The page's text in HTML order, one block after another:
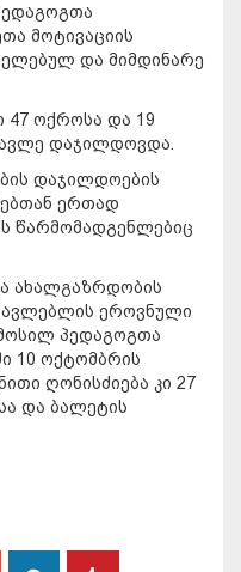
მოტივაციის
და მიმდინარე
47 ოქროსა და 19
დაჯილდოვდა.
დაჯილდოების
ერთად
წარმომადგენლებიც
ახალგაზრდობის
ეროვნული
პედაგოგთა
10 ოქტომბრის
ღონისძიება კი 27
და ბალეტის